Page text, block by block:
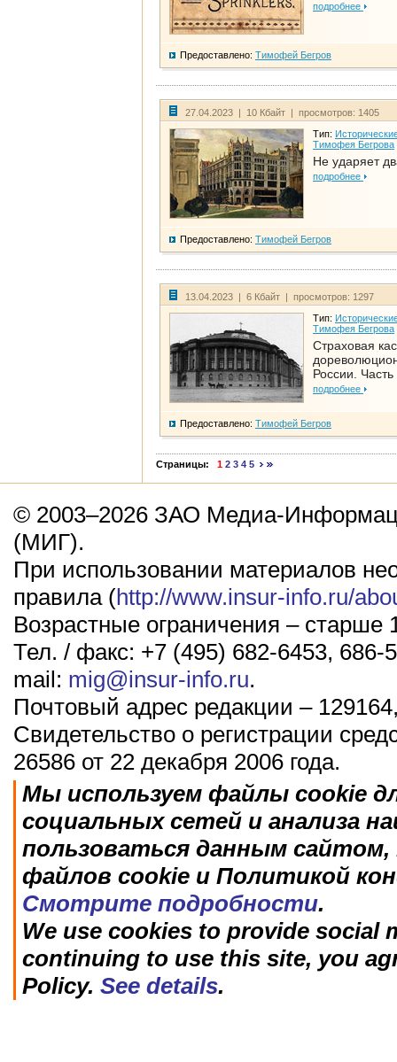
подробнее
Предоставлено: Тимофей Бегров
27.04.2023 | 10 Кбайт | просмотров: 1405
Тип:
Тимофея Бегрова
Не ударяет
подробнее
Предоставлено: Тимофей Бегров
13.04.2023 | 6 Кбайт | просмотров: 1297
Тип:
Тимофея Бегрова
Страховая
России. Часть
подробнее
Предоставлено: Тимофей Бегров
Страницы: 1 2 3 4 5
© 2003–2026 ЗАО Медиа-
(МИГ).
При использовании материалов
правила (http://www.insur-info.ru/
Возрастные ограничения – старше
Тел. / факс: +7 (495) 682-6453, 686-
mail: mig@insur-info.ru.
Почтовый адрес редакции –
Свидетельство о регистрации
26586 от 22 декабря 2006 года.
Мы используем файлы cookie
социальных сетей и анализа
пользоваться данным
файлов cookie и Политикой
Смотрите подробности.
We use cookies to provide social
continuing to use this site, you
Policy. See details.